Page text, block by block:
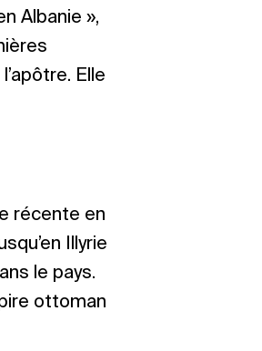
Albanie »,
Elle
récente en
Illyrie
le pays.
ottoman